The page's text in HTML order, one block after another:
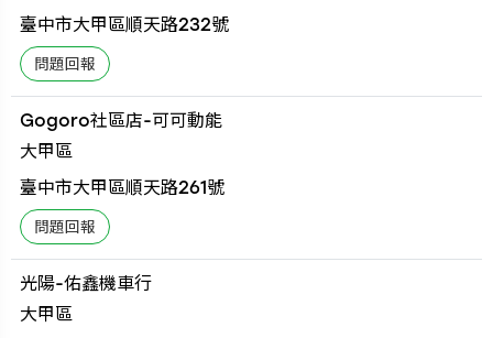
臺中市大甲區順天路232號
Gogoro社區店-可可動能
大甲區
臺中市大甲區順天路261號
光陽-佑鑫機車行
大甲區